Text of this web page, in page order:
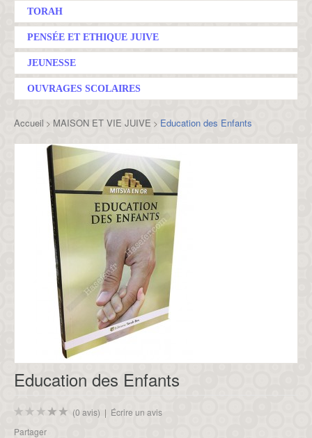
TORAH
PENSÉE ET ETHIQUE JUIVE
JEUNESSE
OUVRAGES SCOLAIRES
Accueil > MAISON ET VIE JUIVE > Education des Enfants
Education des Enfants
(0 avis) | Écrire un avis
Partager